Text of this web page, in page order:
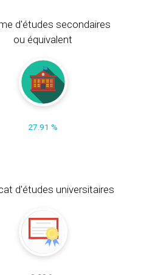
d'études secondaires
ou équivalent
27.91 %
d'études universitaires